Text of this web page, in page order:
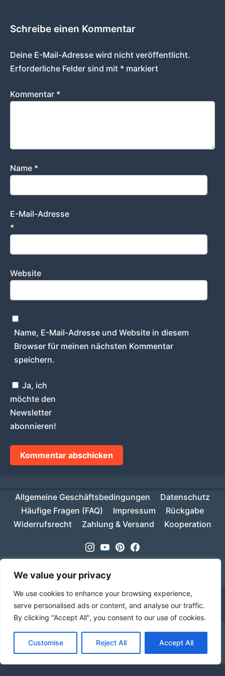
We value your privacy
We use cookies to enhance your browsing experience,
serve personalised ads or content, and analyse our traffic.
By clicking "Accept All", you consent to our use of cookies.
Customise Reject All Accept All
Ab einem Warenwert von 70€ ist deine Bestellung
innerhalb Deutschlands versandkostenfrei!Verwerfen
Schreibe einen Kommentar
Deine E-Mail-Adresse wird nicht veröffentlicht.
Erforderliche Felder sind mit * markiert
Kommentar *
Name *
E-Mail-Adresse
*
Website
Name, E-Mail-Adresse und Website in diesem
Browser für meinen nächsten Kommentar
speichern.
Ja, ich
möchte den
Newsletter
abonnieren!
Allgemeine Geschäftsbedingungen
Datenschutz
Häufige Fragen (FAQ)
Impressum
Rückgabe
Widerrufsrecht
Zahlung & Versand Kooperation
Instagram
YoutubePinterestFacebook
Sprache